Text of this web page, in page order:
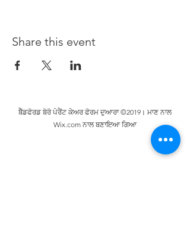
Share this event
ਬੈੱਡਫੋਰਡ ਬੋਰੋ ਪੇਰੈਂਟ ਕੇਅਰ ਫੋਰਮ ਦੁਆਰਾ ©2019। ਮਾਣ ਨਾਲ
Wix.com ਨਾਲ ਬਣਾਇਆ ਗਿਆ